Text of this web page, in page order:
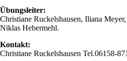
Übungsleiter:
Christiane Ruckelshausen, Iliana
Niklas Hebermehl.
Kontakt:
Christiane Ruckelshausen Tel.06158-